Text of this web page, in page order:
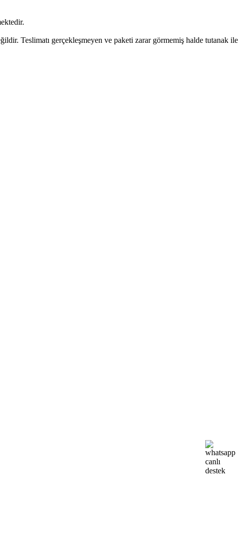
Teslimatı gerçekleşmeyen ve paketi zarar görmemiş halde tutanak ile